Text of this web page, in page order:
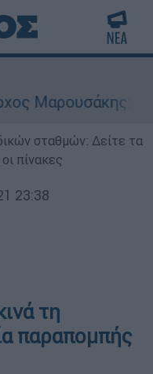
Μαρουσάκης:
σταθμών: Δείτε τα
πίνακες
23:38
τη
παραπομπής